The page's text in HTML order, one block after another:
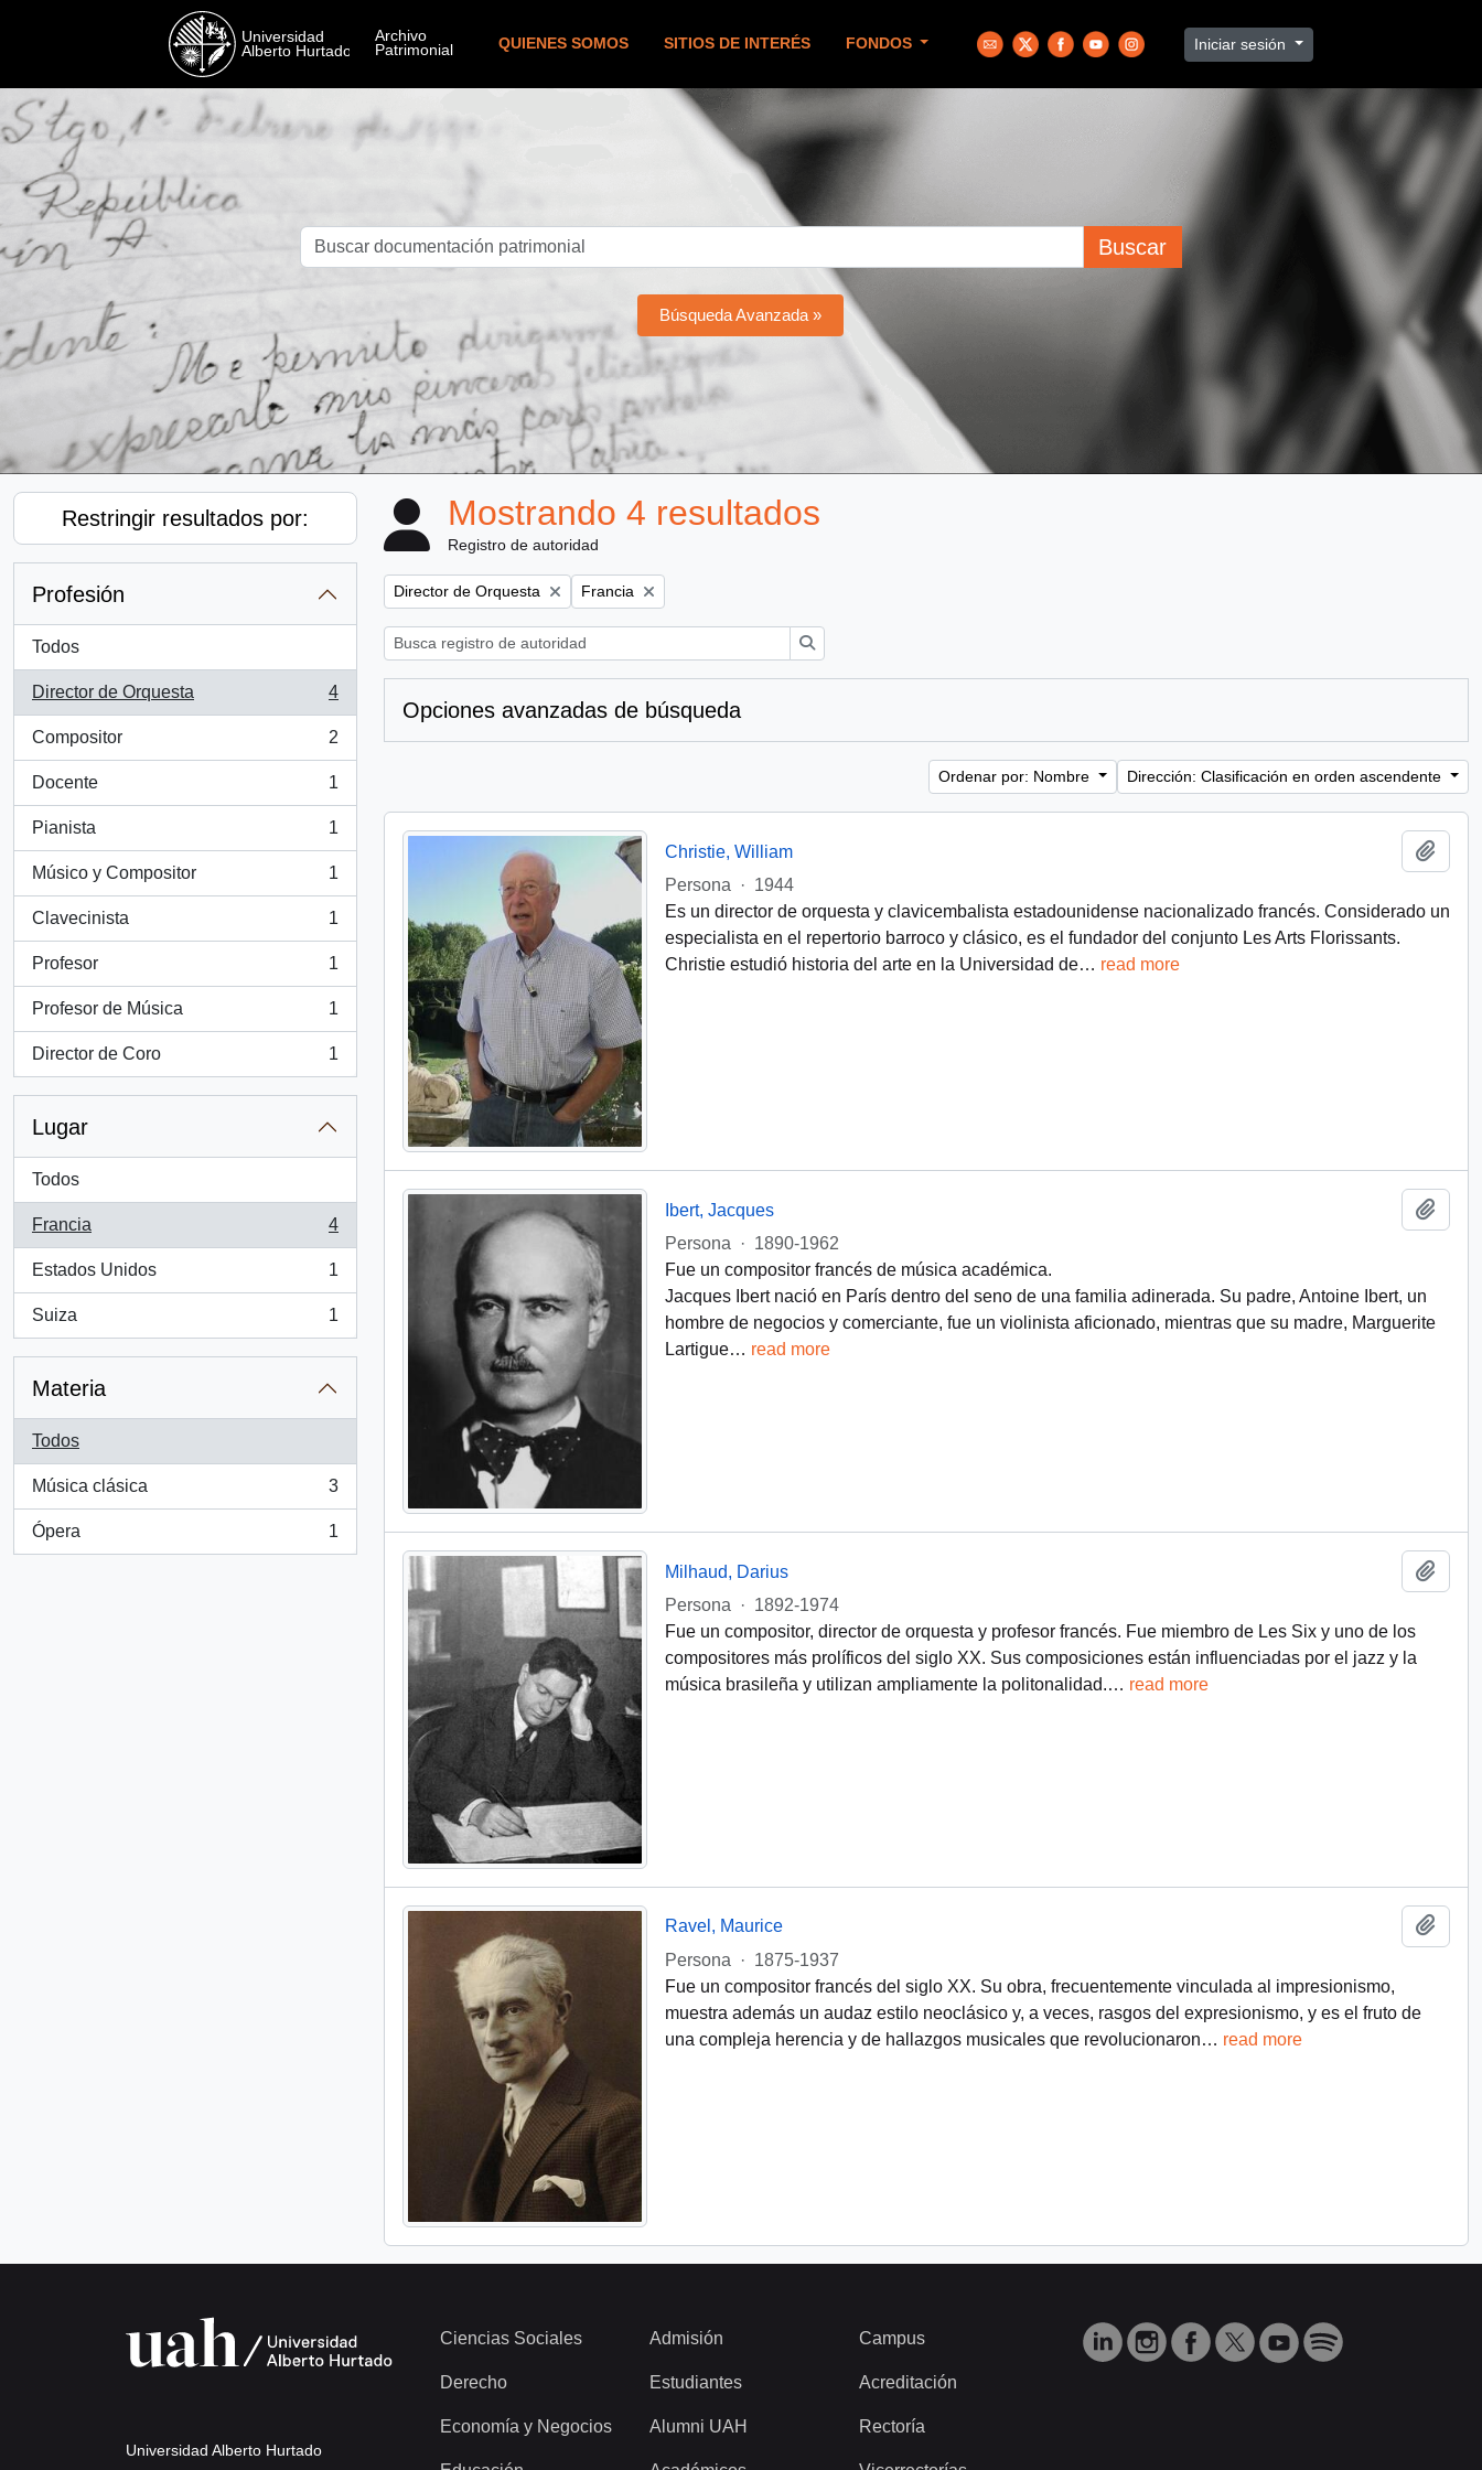
QUIENES SOMOS SITIOS DE INTERÉS FONDOS Iniciar sesión
Buscar
Búsqueda Avanzada »
Restringir resultados por:
Profesión
Todos
Director de Orquesta
, 4 resultados
4
Compositor
, 2 resultados
2
Docente
, 1 resultados
1
Pianista
, 1 resultados
1
Músico y Compositor
, 1 resultados
1
Clavecinista
, 1 resultados
1
Profesor
, 1 resultados
1
Profesor de Música
, 1 resultados
1
Director de Coro
, 1 resultados
1
Lugar
Todos
Francia
, 4 resultados
4
Estados Unidos
, 1 resultados
1
Suiza
, 1 resultados
1
Materia
Todos
Música clásica
, 3 resultados
3
Ópera
, 1 resultados
1
Mostrando 4 resultados
Registro de autoridad
Remove filter:
Director de Orquesta Remove filter:
Francia
Opciones avanzadas de búsqueda
Ordenar por: Nombre Dirección: Clasificación en orden ascendente
Christie, William
Persona
· 1944
Es un director de orquesta y clavicembalista estadounidense nacionalizado francés. Considerado un
especialista en el repertorio barroco y clásico, es el fundador del conjunto Les Arts Florissants.
Christie estudió historia del arte en la Universidad de… read more
Ibert, Jacques
Persona
· 1890-1962
Fue un compositor francés de música académica.
Jacques Ibert nació en París dentro del seno de una familia adinerada. Su padre, Antoine Ibert, un
hombre de negocios y comerciante, fue un violinista aficionado, mientras que su madre, Marguerite
Lartigue… read more
Milhaud, Darius
Persona
· 1892-1974
Fue un compositor, director de orquesta y profesor francés. Fue miembro de Les Six y uno de los
compositores más prolíficos del siglo XX. Sus composiciones están influenciadas por el jazz y la
música brasileña y utilizan ampliamente la politonalidad.… read more
Ravel, Maurice
Persona
· 1875-1937
Fue un compositor francés del siglo XX. Su obra, frecuentemente vinculada al impresionismo,
muestra además un audaz estilo neoclásico y, a veces, rasgos del expresionismo, y es el fruto de
una compleja herencia y de hallazgos musicales que revolucionaron… read more
Universidad Alberto Hurtado
Ciencias Sociales
Derecho
Economía y Negocios
Admisión
Estudiantes
Alumni UAH
Campus
Acreditación
Rectoría